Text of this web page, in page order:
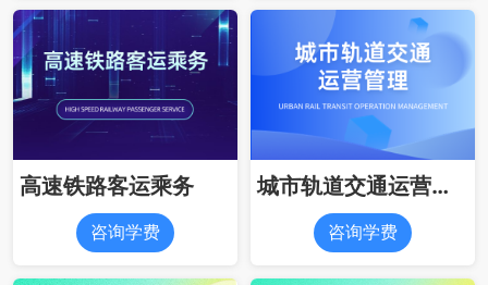
高速铁路客运乘务
咨询学费
城市轨道交通运营管理
咨询学费